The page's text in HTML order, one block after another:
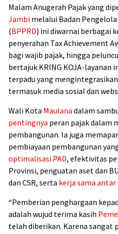
Malam Anugerah Pajak yang
Jambi melalui Badan
(BPPRD) ini diwarnai berbagai
penyerahan Tax Achievement
bagi wajib pajak, hingga
bertajuk KRING KOJA-layanan
terpadu yang
termasuk media sosial dan
Wali Kota Maulana dalam
pentingnya peran pajak dalam
pembangunan. Ia juga
pembiayaan pembangunan
optimalisasi PAD, efektivitas
Provinsi, penguatan aset dan
dan CSR, serta kerja sama antar
“Pemberian penghargaan
adalah wujud terima kasih
telah diberikan. Karena sangat